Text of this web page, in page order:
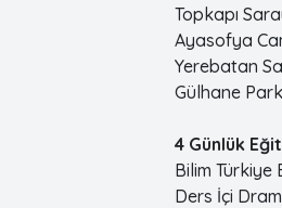
Topkapı
Ayasofya
Yerebatan
Gülhane
4 Günlük
Bilim Türkiye
Ders İçi